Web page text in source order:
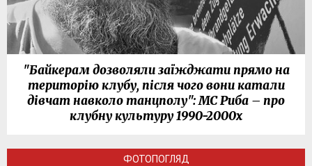
"Байкерам дозволяли заїжджати прямо на
територію клубу, після чого вони катали
дівчат навколо танцполу": МС Риба – про
клубну культуру 1990-2000х
ФОТОПОГЛЯД